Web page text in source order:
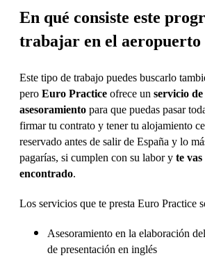
En qué consiste este
trabajar en el aeropuerto
Este tipo de trabajo puedes buscarlo
pero Euro Practice ofrece un servicio
asesoramiento para que puedas pasar
firmar tu contrato y tener tu alojamiento
reservado antes de salir de España y lo
pagarías, si cumplen con su labor y te
encontrado.
Los servicios que te presta Euro Practice
Asesoramiento en la elaboración
de presentación en inglés